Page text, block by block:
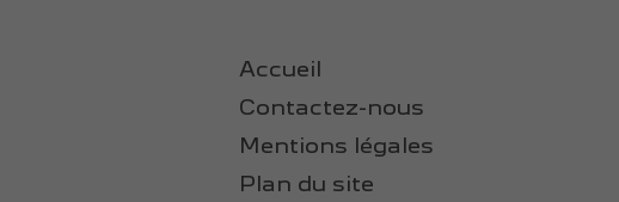
Accueil
Contactez-nous
Mentions légales
Plan du site